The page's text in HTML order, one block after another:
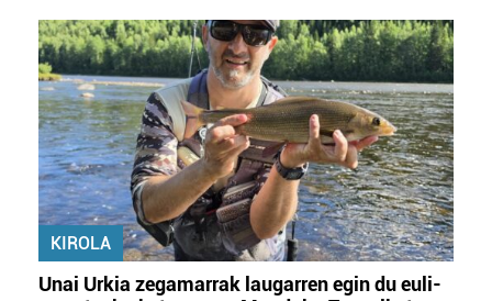
KIROLA
Unai Urkia zegamarrak laugarren egin du euli-